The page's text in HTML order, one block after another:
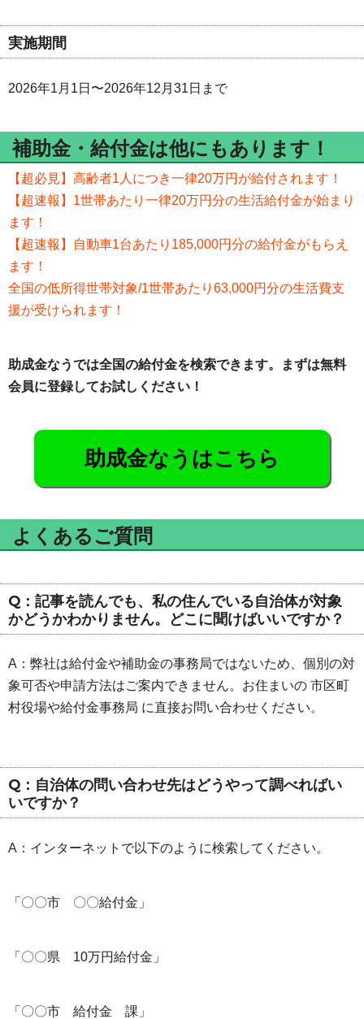
実施期間
2026年1月1日〜2026年12月31日まで
補助金・給付金は他にもあります！
【超必見】高齢者1人につき一律20万円が給付されます！
【超速報】1世帯あたり一律20万円分の生活給付金が始まり
ます！
【超速報】自動車1台あたり185,000円分の給付金がもらえ
ます！
全国の低所得世帯対象/1世帯あたり63,000円分の生活費支
援が受けられます！
助成金なうでは全国の給付金を検索できます。まずは無料
会員に登録してお試しください！
助成金なうはこちら
よくあるご質問
Q：記事を読んでも、私の住んでいる自治体が対象
かどうかわかりません。どこに聞けばいいですか？
A：弊社は給付金や補助金の事務局ではないため、個別の対
象可否や申請方法はご案内できません。お住まいの 市区町
村役場や給付金事務局 に直接お問い合わせください。
Q：自治体の問い合わせ先はどうやって調べればい
いですか？
A：インターネットで以下のように検索してください。
「〇〇市 〇〇給付金」
「〇〇県 10万円給付金」
「〇〇市 給付金 課」